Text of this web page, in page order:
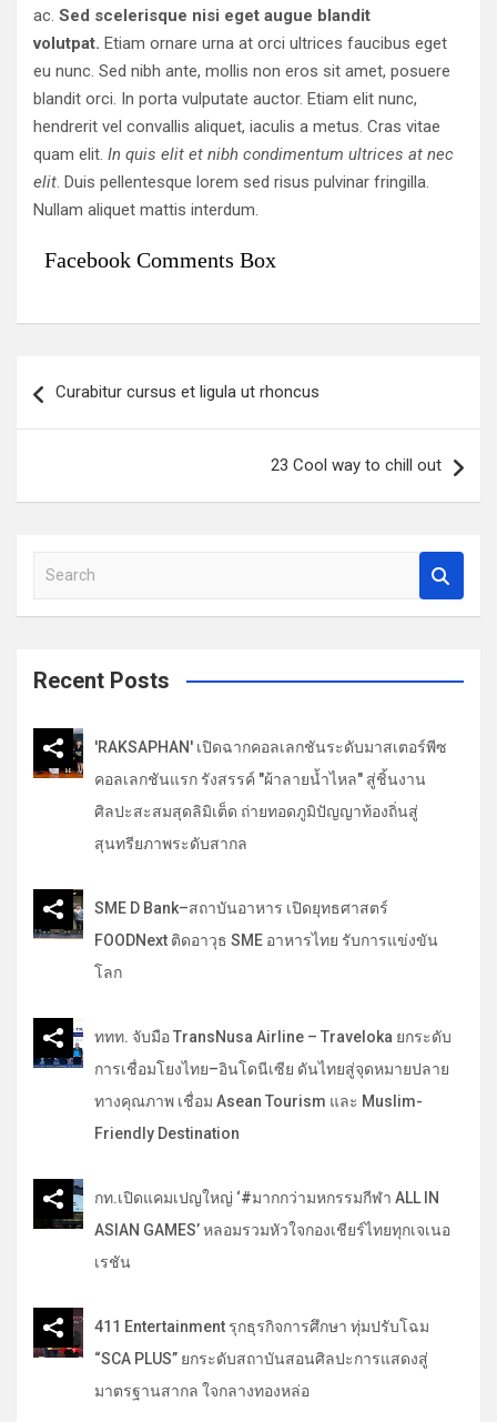
ac. Sed scelerisque nisi eget augue blandit
volutpat. Etiam ornare urna at orci ultrices faucibus eget
eu nunc. Sed nibh ante, mollis non eros sit amet, posuere
blandit orci. In porta vulputate auctor. Etiam elit nunc,
hendrerit vel convallis aliquet, iaculis a metus. Cras vitae
quam elit. In quis elit et nibh condimentum ultrices at nec
elit. Duis pellentesque lorem sed risus pulvinar fringilla.
Nullam aliquet mattis interdum.
Facebook Comments Box
รื่
Curabitur cursus et ligula ut rhoncus
23 Cool way to chill out
a
c
Recent Posts
'RAKSAPHAN' เปิดฉากคอลเลกชันระดับมาสเตอร์พีซ
คอลเลกชันแรก รังสรรค์ "ผ้าลายน้ำไหล" สู่ชิ้นงาน
ศิลปะสะสมสุดลิมิเต็ด ถ่ายทอดภูมิปัญญาท้องถิ่นสู่
สุนทรียภาพระดับสากล
SME D Bank–สถาบันอาหาร เปิดยุทธศาสตร์
FOODNext ติดอาวุธ SME อาหารไทย รับการแข่งขัน
โลก
ททท. จับมือ TransNusa Airline – Traveloka ยกระดับ
การเชื่อมโยงไทย–อินโดนีเซีย ดันไทยสู่จุดหมายปลาย
ทางคุณภาพ เชื่อม Asean Tourism และ Muslim-
Friendly Destination
กท.เปิดแคมเปญใหญ่ ‘#มากกว่ามหกรรมกีฬา ALL IN
ASIAN GAMES’ หลอมรวมหัวใจกองเชียร์ไทยทุกเจเนอ
เรชัน
411 Entertainment รุกธุรกิจการศึกษา ทุ่มปรับโฉม
“SCA PLUS” ยกระดับสถาบันสอนศิลปะการแสดงสู่
มาตรฐานสากล ใจกลางทองหล่อ